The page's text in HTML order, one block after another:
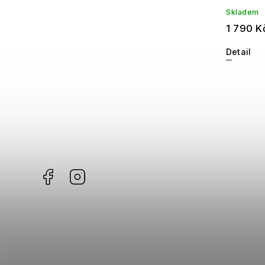
Skladem
1 790
Detail
Facebook